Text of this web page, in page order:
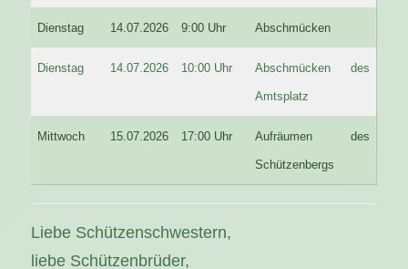
Dienstag 14.07.2026 9:00 Uhr Abschmücken
Dienstag 14.07.2026 10:00 Uhr Abschmücken des
Amtsplatz
Mittwoch 15.07.2026 17:00 Uhr Aufräumen des
Schützenbergs
Liebe Schützenschwestern,
liebe Schützenbrüder,